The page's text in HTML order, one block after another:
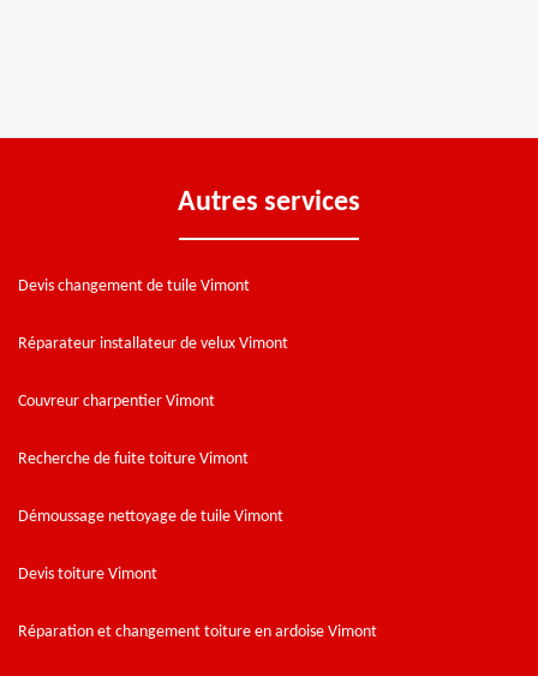
Autres services
Devis changement de tuile Vimont
Réparateur installateur de velux Vimont
Couvreur charpentier Vimont
Recherche de fuite toiture Vimont
Démoussage nettoyage de tuile Vimont
Devis toiture Vimont
Réparation et changement toiture en ardoise Vimont